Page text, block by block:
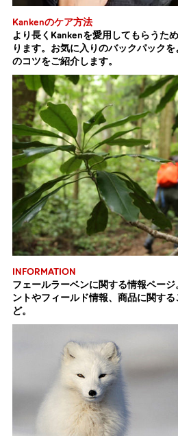
Kankenのケア方法
より長くKankenを愛用してもらうた
ります。お気に入りのバックパック
のコツをご紹介します。
INFORMATION
フェールラーベンに関する情報ペー
ントやフィールド情報、商品に関す
ど。